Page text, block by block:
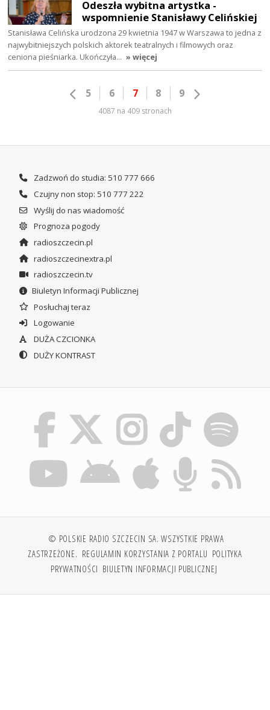
Odeszła wybitna artystka -
wspomnienie Stanisławy Celińskiej
Stanisława Celińska urodzona 29 kwietnia 1947 w Warszawa to jedna z
najwybitniejszych polskich aktorek teatralnych i filmowych oraz
ceniona pieśniarka. Ukończyła… » więcej
5 6 7 8 9
4087 na 409 stronach
Zadzwoń do studia: 510 777 666
Czujny non stop: 510 777 222
Wyślij do nas wiadomość
Prognoza pogody
radioszczecin.pl
radioszczecinextra.pl
radioszczecin.tv
Biuletyn Informacji Publicznej
Posłuchaj teraz
Logowanie
DUŻA CZCIONKA
DUŻY KONTRAST
© POLSKIE RADIO SZCZECIN SA. WSZYSTKIE PRAWA
ZASTRZEŻONE. REGULAMIN KORZYSTANIA Z PORTALU POLITYKA
PRYWATNOŚCI BIULETYN INFORMACJI PUBLICZNEJ